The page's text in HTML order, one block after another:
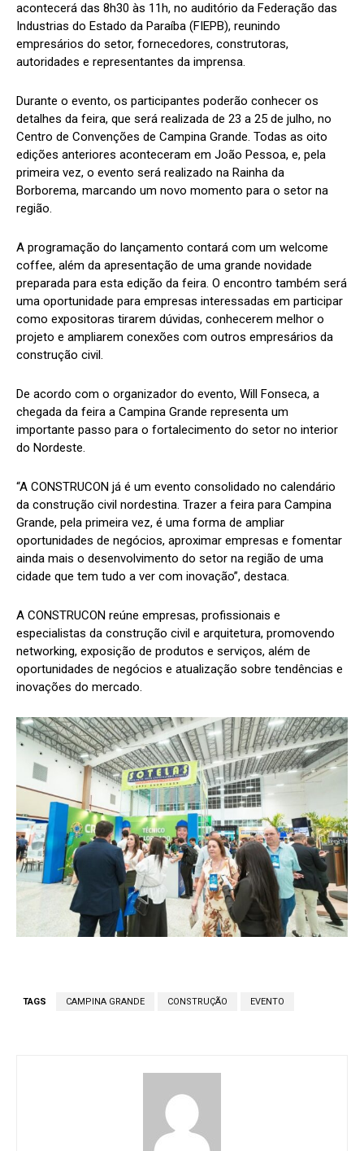
acontecerá das 8h30 às 11h, no auditório da Federação das
Industrias do Estado da Paraíba (FIEPB), reunindo
empresários do setor, fornecedores, construtoras,
autoridades e representantes da imprensa.
Durante o evento, os participantes poderão conhecer os
detalhes da feira, que será realizada de 23 a 25 de julho, no
Centro de Convenções de Campina Grande. Todas as oito
edições anteriores aconteceram em João Pessoa, e, pela
primeira vez, o evento será realizado na Rainha da
Borborema, marcando um novo momento para o setor na
região.
A programação do lançamento contará com um welcome
coffee, além da apresentação de uma grande novidade
preparada para esta edição da feira. O encontro também será
uma oportunidade para empresas interessadas em participar
como expositoras tirarem dúvidas, conhecerem melhor o
projeto e ampliarem conexões com outros empresários da
construção civil.
De acordo com o organizador do evento, Will Fonseca, a
chegada da feira a Campina Grande representa um
importante passo para o fortalecimento do setor no interior
do Nordeste.
“A CONSTRUCON já é um evento consolidado no calendário
da construção civil nordestina. Trazer a feira para Campina
Grande, pela primeira vez, é uma forma de ampliar
oportunidades de negócios, aproximar empresas e fomentar
ainda mais o desenvolvimento do setor na região de uma
cidade que tem tudo a ver com inovação”, destaca.
A CONSTRUCON reúne empresas, profissionais e
especialistas da construção civil e arquitetura, promovendo
networking, exposição de produtos e serviços, além de
oportunidades de negócios e atualização sobre tendências e
inovações do mercado.
TAGS CAMPINA GRANDE CONSTRUÇÃO EVENTO